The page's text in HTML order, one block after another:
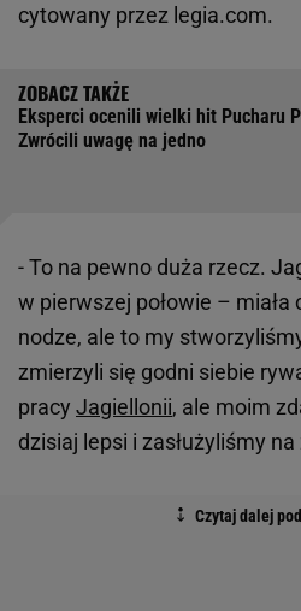
cytowany przez legia.com.
Eksperci ocenili wielki hit Pucharu
Zwrócili uwagę na jedno
- To na pewno duża rzecz.
w pierwszej połowie – miała
nodze, ale to my
zmierzyli się godni siebie
pracy Jagiellonii, ale moim
dzisiaj lepsi i zasłużyliśmy